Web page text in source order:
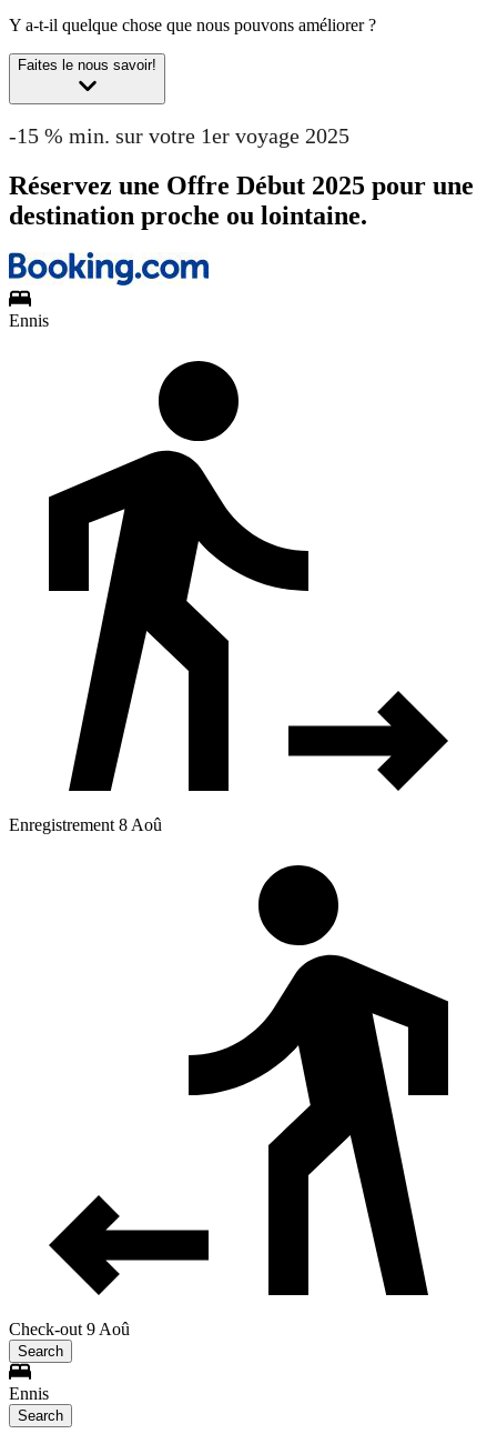
Y a-t-il quelque chose que nous pouvons améliorer ?
Faites le nous savoir!
-15 % min. sur votre 1er voyage 2025
Réservez une Offre Début 2025 pour une
destination proche ou lointaine.
Ennis
Enregistrement 8 Aoû
Check-out 9 Aoû
Search
Ennis
Search